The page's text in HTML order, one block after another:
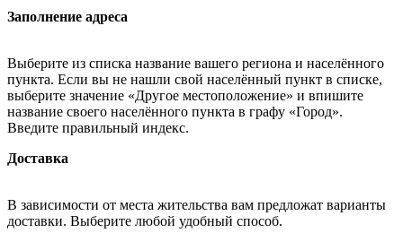
Заполнение адреса
Выберите из списка название вашего региона и населённого
пункта. Если вы не нашли свой населённый пункт в списке,
выберите значение «Другое местоположение» и впишите
название своего населённого пункта в графу «Город».
Введите правильный индекс.
Доставка
В зависимости от места жительства вам предложат варианты
доставки. Выберите любой удобный способ.